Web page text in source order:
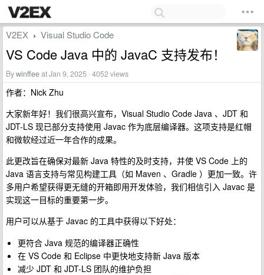
V2EX › Visual Studio Code
VS Code Java 中的 JavaC 支持发布！
Bywinffeeat Jan 9, 2025 · 4052 views
作者：Nick Zhu
大家新年好！我们很高兴宣布，Visual Studio Code Java 、JDT 和
JDT-LS 现已部分支持使用 Javac 作为底层编译器。这项支持是红帽
和微软经过近一年合作的成果。
此更改旨在确保对最新 Java 特性的及时支持，并使 VS Code 上的
Java 语言支持与常见构建工具（如 Maven 、Gradle ）更加一致。许
多用户希望获得更无缝的开箱即用开发体验，我们相信引入 Javac 是
实现这一目标的重要第一步。
用户可以从基于 Javac 的工具中获得以下好处：
更符合 Java 规范的编译器正确性
在 VS Code 和 Eclipse 中更快地支持新 Java 版本
减少 JDT 和 JDT-LS 团队的维护负担